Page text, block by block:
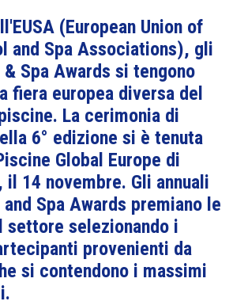
(European Union of
and Spa Associations), gli
& Spa Awards si tengono
fiera europea diversa del
La cerimonia di
6° edizione si è tenuta
Global Europe di
il 14 novembre. Gli annuali
and Spa Awards premiano le
settore selezionando i
provenienti da
si contendono i massimi